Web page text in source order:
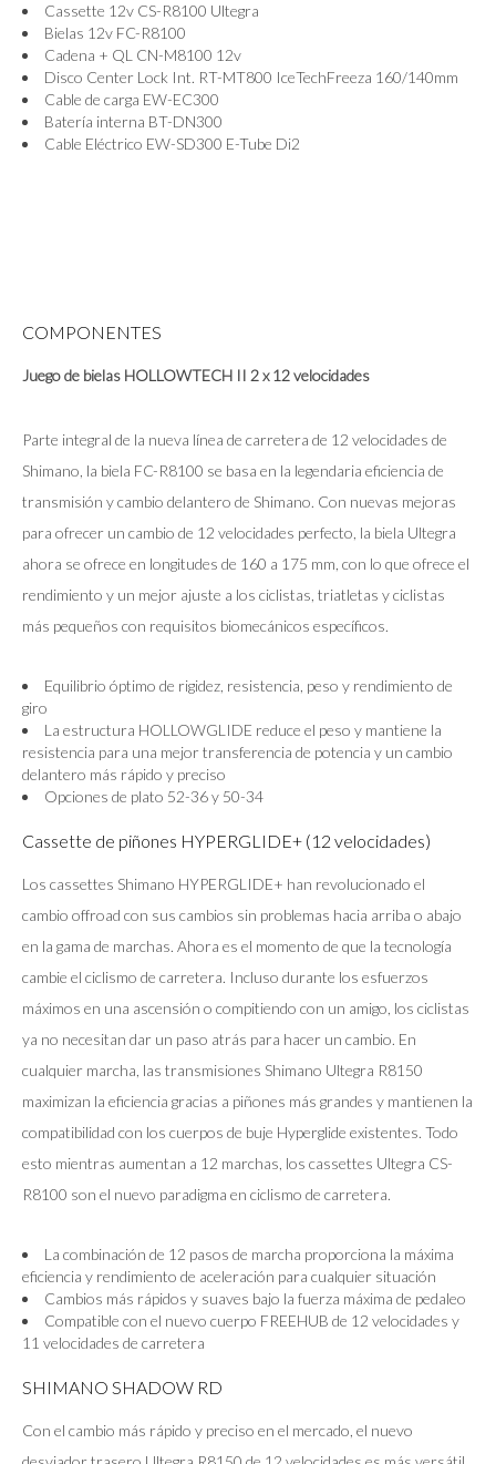
Cassette 12v CS-R8100 Ultegra
Bielas 12v FC-R8100
Cadena + QL CN-M8100 12v
Disco Center Lock Int. RT-MT800 IceTechFreeza 160/140mm
Cable de carga EW-EC300
Batería interna BT-DN300
Cable Eléctrico EW-SD300 E-Tube Di2
COMPONENTES
Juego de bielas HOLLOWTECH II 2 x 12 velocidades
Parte integral de la nueva línea de carretera de 12 velocidades de
Shimano, la biela FC-R8100 se basa en la legendaria eficiencia de
transmisión y cambio delantero de Shimano. Con nuevas mejoras
para ofrecer un cambio de 12 velocidades perfecto, la biela Ultegra
ahora se ofrece en longitudes de 160 a 175 mm, con lo que ofrece el
rendimiento y un mejor ajuste a los ciclistas, triatletas y ciclistas
más pequeños con requisitos biomecánicos específicos.
Equilibrio óptimo de rigidez, resistencia, peso y rendimiento de
giro
La estructura HOLLOWGLIDE reduce el peso y mantiene la
resistencia para una mejor transferencia de potencia y un cambio
delantero más rápido y preciso
Opciones de plato 52-36 y 50-34
Cassette de piñones HYPERGLIDE+ (12 velocidades)
Los cassettes Shimano HYPERGLIDE+ han revolucionado el
cambio offroad con sus cambios sin problemas hacia arriba o abajo
en la gama de marchas. Ahora es el momento de que la tecnología
cambie el ciclismo de carretera. Incluso durante los esfuerzos
máximos en una ascensión o compitiendo con un amigo, los ciclistas
ya no necesitan dar un paso atrás para hacer un cambio. En
cualquier marcha, las transmisiones Shimano Ultegra R8150
maximizan la eficiencia gracias a piñones más grandes y mantienen la
compatibilidad con los cuerpos de buje Hyperglide existentes. Todo
esto mientras aumentan a 12 marchas, los cassettes Ultegra CS-
R8100 son el nuevo paradigma en ciclismo de carretera.
La combinación de 12 pasos de marcha proporciona la máxima
eficiencia y rendimiento de aceleración para cualquier situación
Cambios más rápidos y suaves bajo la fuerza máxima de pedaleo
Compatible con el nuevo cuerpo FREEHUB de 12 velocidades y
11 velocidades de carretera
SHIMANO SHADOW RD
Con el cambio más rápido y preciso en el mercado, el nuevo